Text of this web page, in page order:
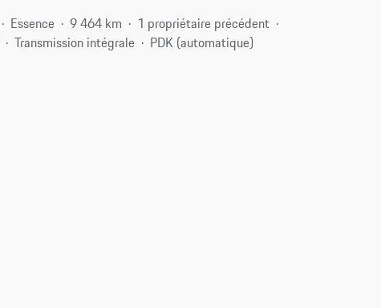
Essence 9 464 km
1 propriétaire précédent
Transmission intégrale
PDK (automatique)